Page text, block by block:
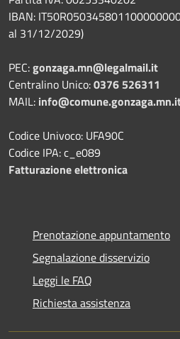
IBAN:
al 31/12/2029)
PEC:gonzaga.mn@legalmail.it
Centralino Unico:0376 526311
MAIL:
Codice Univoco: UFA90C
Codice IPA: c_e089
Fatturazione elettronica
Prenotazione appuntamento
Segnalazione disservizio
Leggi le FAQ
Richiesta assistenza